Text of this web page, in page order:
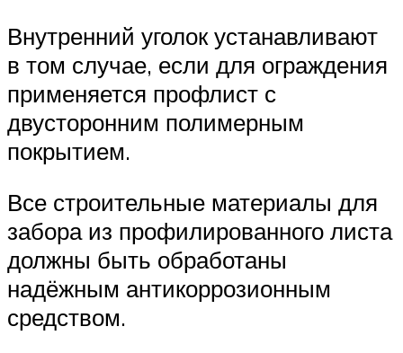
Внутренний уголок устанавливают
в том случае, если для ограждения
применяется профлист с
двусторонним полимерным
покрытием.
Все строительные материалы для
забора из профилированного листа
должны быть обработаны
надёжным антикоррозионным
средством.